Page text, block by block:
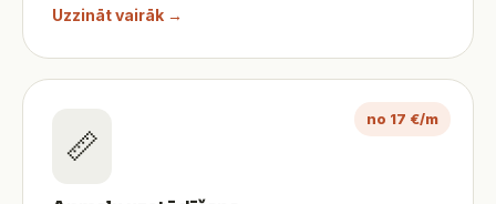
Uzzināt vairāk →
no 17 €/m
📏